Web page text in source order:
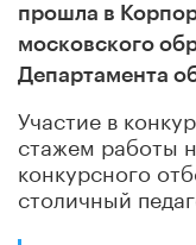
прошла в
московского
Департамента
Участие в
стажем работы
конкурсного
столичный